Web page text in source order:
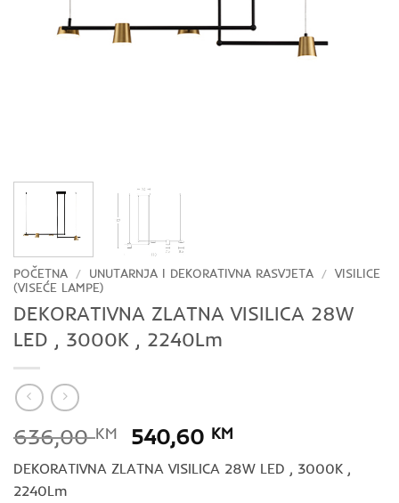
POČETNA / UNUTARNJA I DEKORATIVNA RASVJETA / VISILICE
(VISEĆE LAMPE)
DEKORATIVNA ZLATNA VISILICA 28W
LED , 3000K , 2240Lm
636,00KM
Izvorna
cijena
bila
540,60 KM
cijena
je:
DEKORATIVNA ZLATNA VISILICA 28W LED , 3000K ,
2240Lm